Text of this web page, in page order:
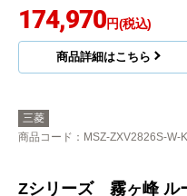
167,520円(税込)
商品詳細はこちら
三菱
商品コード ：MSZ-ZXV2826-W-KJ